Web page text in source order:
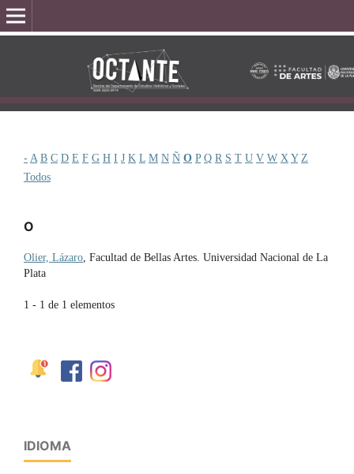
- A B C D E F G H I J K L M N Ñ O P Q R S T U V W X Y Z
Todos
O
Olier, Lázaro, Facultad de Bellas Artes. Universidad Nacional de La
Plata
1 - 1 de 1 elementos
IDIOMA